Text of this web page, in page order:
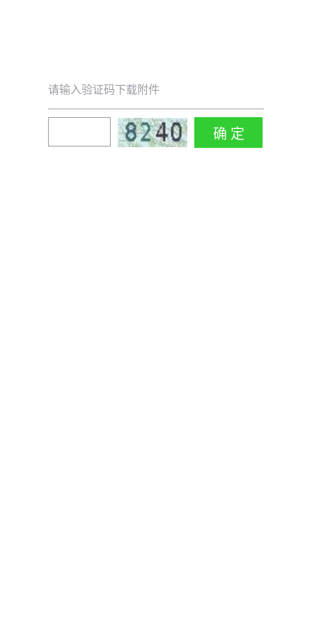
请输入验证码下载附件